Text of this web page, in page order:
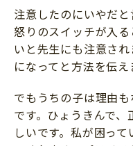
注意したのにいやだと
怒りのスイッチが入
いと先生にも注意さ
になってと方法を伝え
でもうちの子は理由
です。ひょうきんで
しいです。私が困っ